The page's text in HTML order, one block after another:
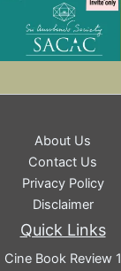
About Us
Contact Us
Privacy Policy
Disclaimer
Quick Links
Cine Book Review 1